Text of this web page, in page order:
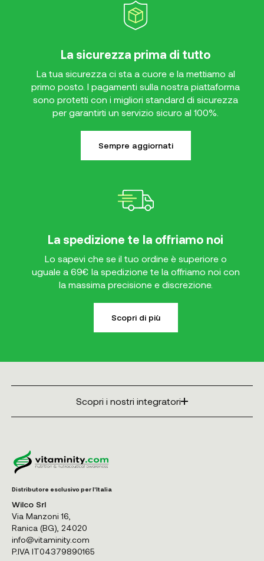
La sicurezza prima di tutto
La tua sicurezza ci sta a cuore e la mettiamo al
primo posto. I pagamenti sulla nostra piattaforma
sono protetti con i migliori standard di sicurezza
per garantirti un servizio sicuro al 100%.
Sempre aggiornati
La spedizione te la offriamo noi
Lo sapevi che se il tuo ordine è superiore o
uguale a 69€ la spedizione te la offriamo noi con
la massima precisione e discrezione.
Scopri di più
Scopri i nostri integratori
Distributore esclusivo per l'Italia
Wilco Srl
Via Manzoni 16,
Ranica (BG), 24020
info@vitaminity.com
P.IVA IT04379890165